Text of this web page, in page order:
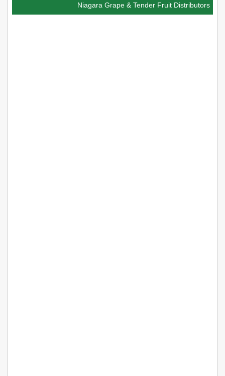
Niagara Grape & Tender Fruit Distributors